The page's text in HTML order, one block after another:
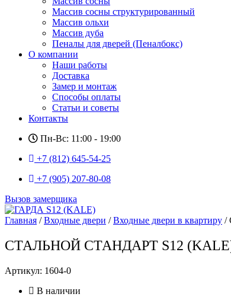
Массив сосны структурированный
Массив ольхи
Массив дуба
Пеналы для дверей (Пеналбокс)
О компании
Наши работы
Доставка
Замер и монтаж
Способы оплаты
Статьи и советы
Контакты
Пн-Вс: 11:00 - 19:00
+7 (812) 645-54-25
+7 (905) 207-80-08
Вызов замерщика
Главная /Входные двери /Входные двери в квартиру /
СТАЛЬНОЙ СТАНДАРТ S12
Артикул: 1604-0
В наличии